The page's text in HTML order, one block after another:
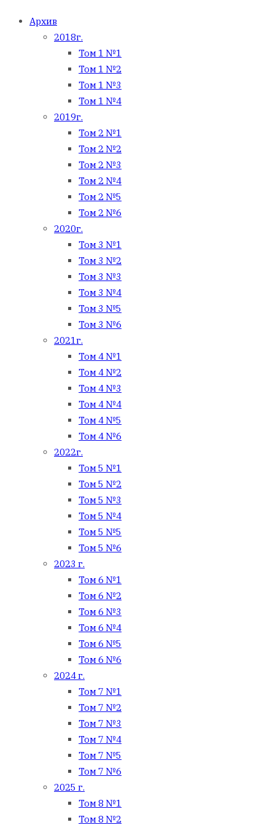
Архив
2018г.
Том 1 №1
Том 1 №2
Том 1 №3
Том 1 №4
2019г.
Том 2 №1
Том 2 №2
Том 2 №3
Том 2 №4
Том 2 №5
Том 2 №6
2020г.
Том 3 №1
Том 3 №2
Том 3 №3
Том 3 №4
Том 3 №5
Том 3 №6
2021г.
Том 4 №1
Том 4 №2
Том 4 №3
Том 4 №4
Том 4 №5
Том 4 №6
2022г.
Том 5 №1
Том 5 №2
Том 5 №3
Том 5 №4
Том 5 №5
Том 5 №6
2023 г.
Том 6 №1
Том 6 №2
Том 6 №3
Том 6 №4
Том 6 №5
Том 6 №6
2024 г.
Том 7 №1
Том 7 №2
Том 7 №3
Том 7 №4
Том 7 №5
Том 7 №6
2025 г.
Том 8 №1
Том 8 №2